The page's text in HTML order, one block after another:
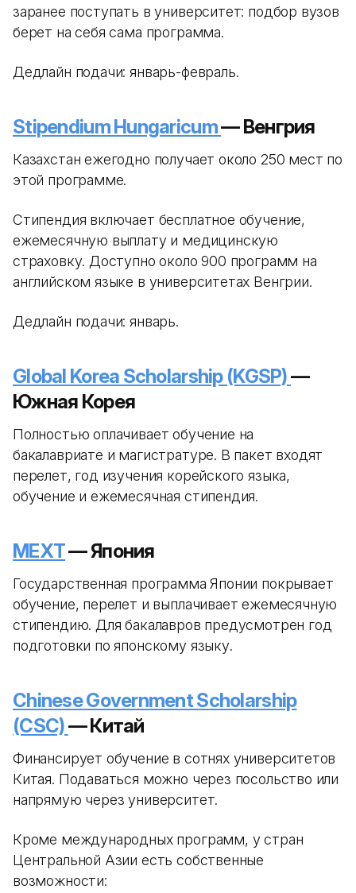
заранее поступать в университет: подбор вузов
берет на себя сама программа.
Дедлайн подачи: январь-февраль.
Stipendium Hungaricum— Венгрия
Казахстан ежегодно получает около 250 мест по
этой программе.
Стипендия включает бесплатное обучение,
ежемесячную выплату и медицинскую
страховку. Доступно около 900 программ на
английском языке в университетах Венгрии.
Дедлайн подачи: январь.
Global Korea Scholarship (KGSP)—
Южная Корея
Полностью оплачивает обучение на
бакалавриате и магистратуре. В пакет входят
перелет, год изучения корейского языка,
обучение и ежемесячная стипендия.
MEXT— Япония
Государственная программа Японии покрывает
обучение, перелет и выплачивает ежемесячную
стипендию. Для бакалавров предусмотрен год
подготовки по японскому языку.
Chinese Government Scholarship
(CSC)— Китай
Финансирует обучение в сотнях университетов
Китая. Подаваться можно через посольство или
напрямую через университет.
Кроме международных программ, у стран
Центральной Азии есть собственные
возможности: